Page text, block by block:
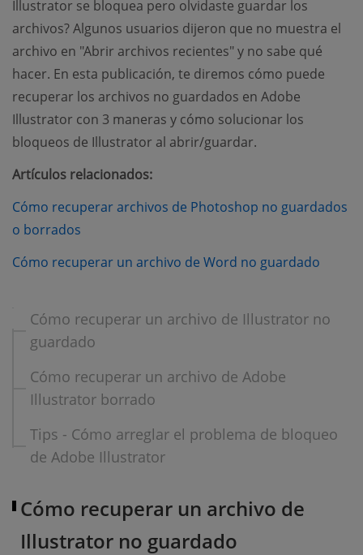
Illustrator se bloquea pero olvidaste guardar los
archivos? Algunos usuarios dijeron que no muestra el
archivo en "Abrir archivos recientes" y no sabe qué
hacer. En esta publicación, te diremos cómo puede
recuperar los archivos no guardados en Adobe
Illustrator con 3 maneras y cómo solucionar los
bloqueos de Illustrator al abrir/guardar.
Artículos relacionados:
Cómo recuperar archivos de Photoshop no guardados
o borrados
Cómo recuperar un archivo de Word no guardado
Cómo recuperar un archivo de Illustrator no
guardado
Cómo recuperar un archivo de Adobe
Illustrator borrado
Tips - Cómo arreglar el problema de bloqueo
de Adobe Illustrator
Cómo recuperar un archivo de
Illustrator no guardado